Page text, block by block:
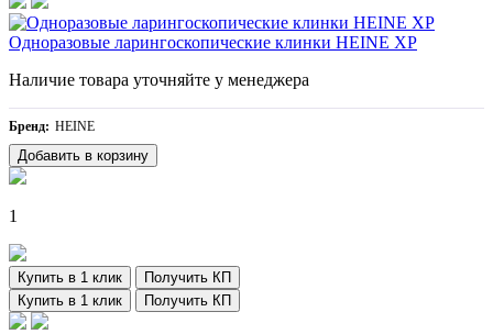
Одноразовые ларингоскопические клинки HEINE XP
Наличие товара уточняйте у менеджера
Бренд: HEINE
Добавить в корзину
1
Купить в 1 клик
Получить КП
Купить в 1 клик
Получить КП